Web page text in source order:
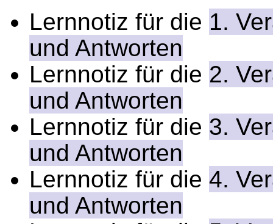
Lernnotiz für die 1.
und Antworten
Lernnotiz für die 2.
und Antworten
Lernnotiz für die 3.
und Antworten
Lernnotiz für die 4.
und Antworten